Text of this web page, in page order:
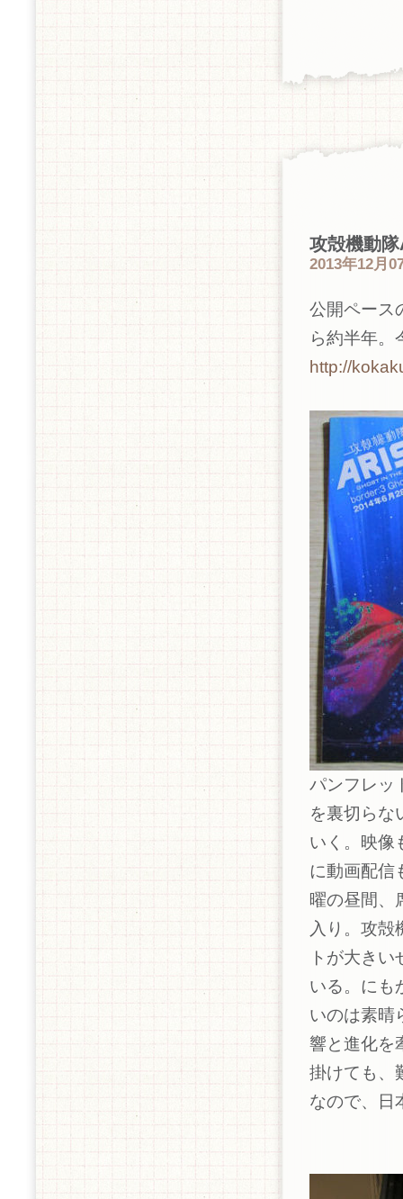
攻殻機動
2013年12月
公開ペース
ら約半年。
http://
パンフレッ
を裏切らな
いく。映像
に動画配信
曜の昼間、
入り。攻殻
トが大き
いる。にも
いのは素晴
響と進化を
掛けても、
なので、日